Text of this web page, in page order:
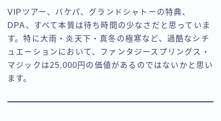
VIPツアー、バケパ、グランドシャトーの特典、
DPA、すべて本質は待ち時間の少なさだと思っていま
す。特に大雨・炎天下・真冬の極寒など、過酷なシチ
ュエーションにおいて、ファンタジースプリングス・
マジックは25,000円の価値があるのではないかと思い
ます。